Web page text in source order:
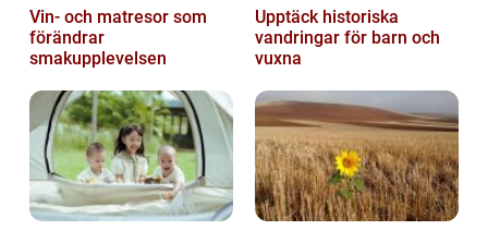
Vin- och matresor som
förändrar
smakupplevelsen
Upptäck historiska
vandringar för barn och
vuxna